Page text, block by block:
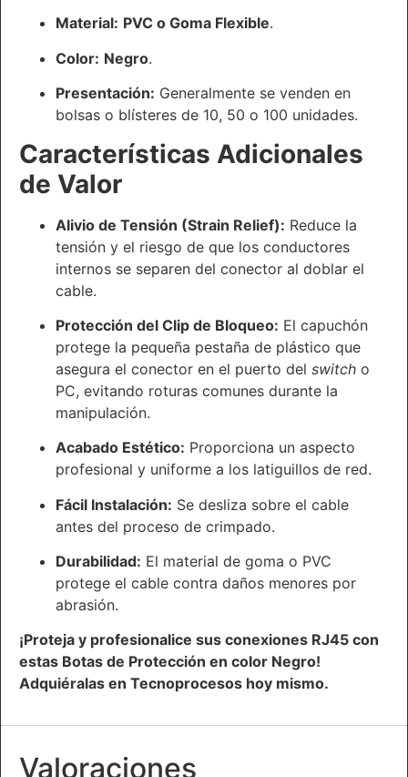
Material: PVC o Goma Flexible.
Color: Negro.
Presentación: Generalmente se venden en
bolsas o blísteres de 10, 50 o 100 unidades.
Características Adicionales
de Valor
Alivio de Tensión (Strain Relief): Reduce la
tensión y el riesgo de que los conductores
internos se separen del conector al doblar el
cable.
Protección del Clip de Bloqueo: El capuchón
protege la pequeña pestaña de plástico que
asegura el conector en el puerto del switch o
PC, evitando roturas comunes durante la
manipulación.
Acabado Estético: Proporciona un aspecto
profesional y uniforme a los latiguillos de red.
Fácil Instalación: Se desliza sobre el cable
antes del proceso de crimpado.
Durabilidad: El material de goma o PVC
protege el cable contra daños menores por
abrasión.
¡Proteja y profesionalice sus conexiones RJ45 con
estas Botas de Protección en color Negro!
Adquiéralas en Tecnoprocesos hoy mismo.
Valoraciones